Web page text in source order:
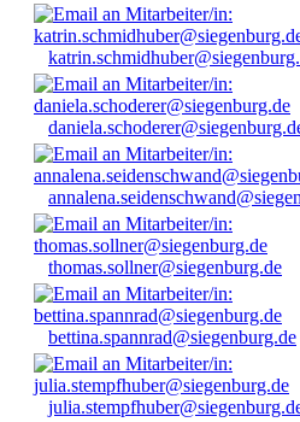
thomas.sollner@siegenburg.de
bettina.spannrad@siegenburg.de